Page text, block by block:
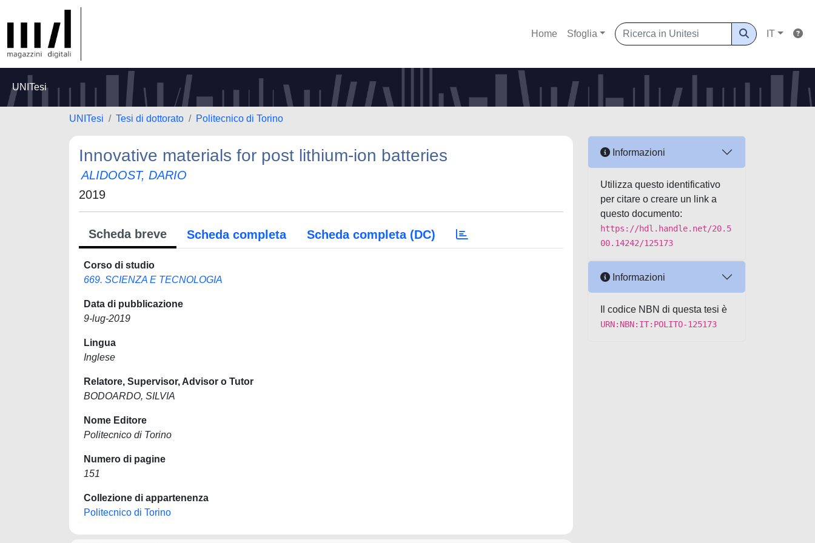
Home Sfoglia IT
UNITesi
UNITesi Tesi di dottorato Politecnico di Torino
Innovative materials for post lithium-ion batteries
ALIDOOST, DARIO
2019
Scheda breve Scheda completa Scheda completa (DC)
Corso di studio
669. SCIENZA E TECNOLOGIA
Data di pubblicazione
9-lug-2019
Lingua
Inglese
Relatore, Supervisor, Advisor o Tutor
BODOARDO, SILVIA
Nome Editore
Politecnico di Torino
Numero di pagine
151
Collezione di appartenenza
Politecnico di Torino
Informazioni
Utilizza questo identificativo
per citare o creare un link a
questo documento:
https://hdl.handle.net/20.5
00.14242/125173
Informazioni
Il codice NBN di questa tesi è
URN:NBN:IT:POLITO-125173